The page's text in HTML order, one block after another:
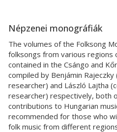
Népzenei monográfiák
The volumes of the Folksong
folksongs from various regions
contained in the Csángo and
compiled by Benjámin
researcher) and László Lajtha
researcher) respectively, both
contributions to Hungarian
recommended for those who
folk music from different